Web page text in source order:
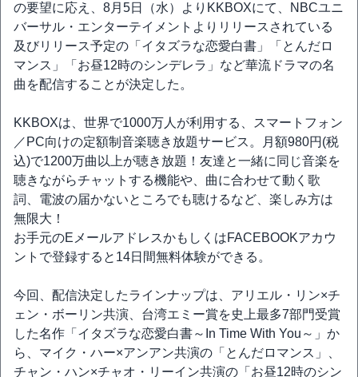
の要望に応え、8月5日（水）よりKKBOXにて、NBCユニ
バーサル・エンターテイメントよりリリースされている
及びリリース予定の「イタズラな恋愛白書」「とんだロ
マンス」「お昼12時のシンデレラ」など華流ドラマの名
曲を配信することが決定した。
KKBOXは、世界で1000万人が利用する、スマートフォン
／PC向けの定額制音楽聴き放題サービス。月額980円(税
込)で1200万曲以上が聴き放題！友達と一緒に同じ音楽を
聴きながらチャットする機能や、曲に合わせて動く歌
詞、電波の届かないところでも聴けるなど、楽しみ方は
無限大！
お手元のEメールアドレスかもしくはFACEBOOKアカウ
ントで登録すると14日間無料体験ができる。
今回、配信決定したラインナップは、アリエル・リン×チ
ェン・ボーリン共演、台湾エミー賞を史上最多7部門受賞
した名作「イタズラな恋愛白書～In Time With You～」か
ら、マイク・ハー×アンアン共演の「とんだロマンス」、
チャン・ハン×チャオ・リーイン共演の「お昼12時のシン